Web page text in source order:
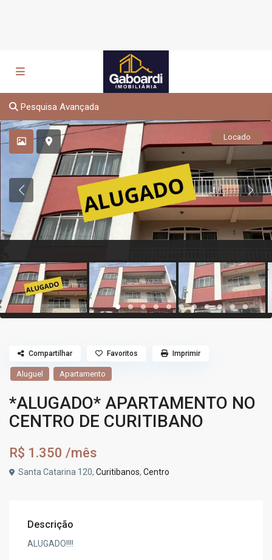
Pesquisa Avançada
Locado
Aluguel Apartamento
*ALUGADO* APARTAMENTO NO
CENTRO DE CURITIBANO
R$ 1.350 /mês
Santa Catarina 120,Curitibanos,Centro
Compartilhar Favoritos Imprimir
Descrição
ALUGADO!!!!